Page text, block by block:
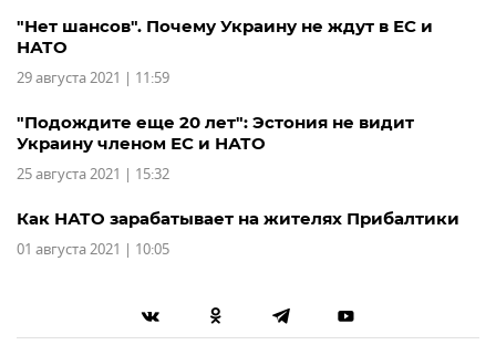
"Нет шансов". Почему Украину не ждут в ЕС и
НАТО
29 августа 2021 | 11:59
"Подождите еще 20 лет": Эстония не видит
Украину членом ЕС и НАТО
25 августа 2021 | 15:32
Как НАТО зарабатывает на жителях Прибалтики
01 августа 2021 | 10:05